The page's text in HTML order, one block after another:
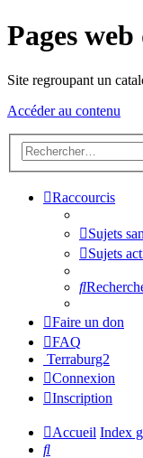
Pages
Site regroupant un
Accéder au contenu
Raccourcis
Sujets
Sujets
Faire un don
FAQ
Terraburg2
Connexion
Inscription
Accueil Index
Rechercher